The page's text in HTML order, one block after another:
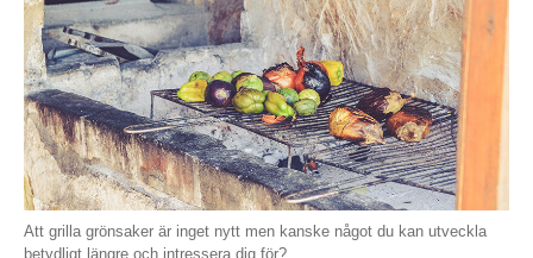
Att grilla grönsaker är inget nytt men kanske något du kan utveckla
betydligt längre och intressera dig för?